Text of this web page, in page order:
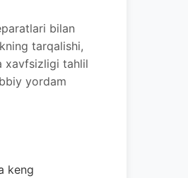
bilan
tarqalishi,
xavfsizligi tahlil
yordam
keng